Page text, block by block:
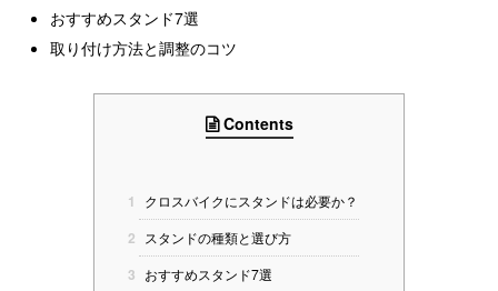
おすすめスタンド7選
取り付け方法と調整のコツ
Contents
1 クロスバイクにスタンドは必要か？
2 スタンドの種類と選び方
3 おすすめスタンド7選